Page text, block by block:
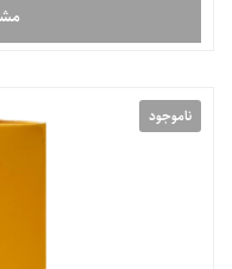
ناموجود